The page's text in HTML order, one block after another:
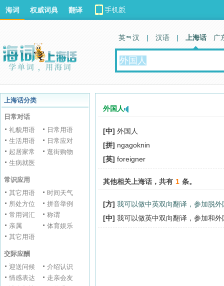
海词 权威词典 翻译
英 汉 | 汉语 | 上海话 广
上海话分类
日常对话
礼貌用语
日常用语
生活用语
日常应对
起居家常
逛街购物
生病就医
常识应用
其它用语
时间天气
所处方位
拼音举例
常用词汇
称谓
亲属
体育娱乐
其它用语
交际应酬
迎送问候
介绍认识
情感表达
走亲会友
外国人
[中] 外国人
[拼] ngagoknin
[英] foreigner
其他相关上海话，共有 1 条。
[方] 我可以做中英双向翻译，参加脱
[中] 我可以做英中双向翻译，参加和